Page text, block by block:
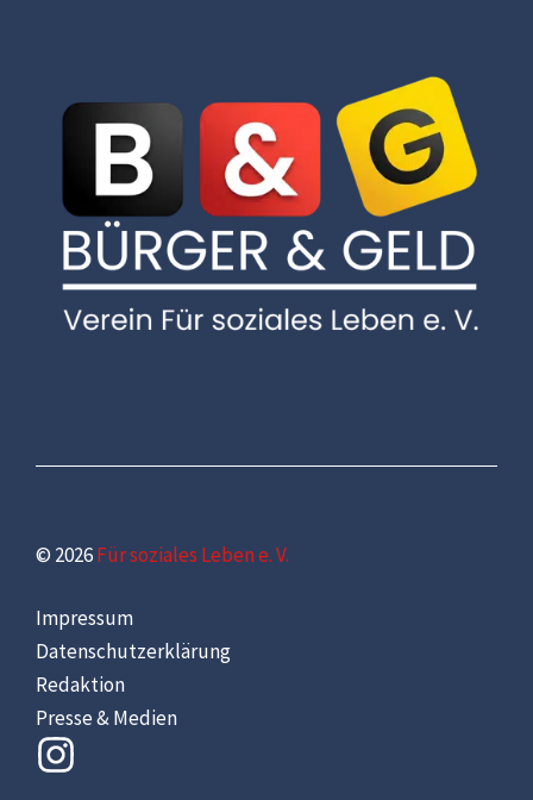
© 2026Für soziales Leben e. V.
Impressum
Datenschutzerklärung
Redaktion
Presse & Medien